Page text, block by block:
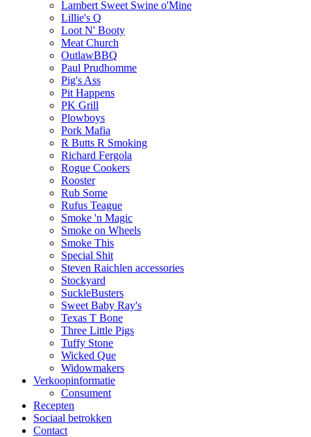
Lambert Sweet Swine o'Mine
Lillie's Q
Loot N' Booty
Meat Church
OutlawBBQ
Paul Prudhomme
Pig's Ass
Pit Happens
PK Grill
Plowboys
Pork Mafia
R Butts R Smoking
Richard Fergola
Rogue Cookers
Rooster
Rub Some
Rufus Teague
Smoke 'n Magic
Smoke on Wheels
Smoke This
Special Shit
Steven Raichlen accessories
Stockyard
SuckleBusters
Sweet Baby Ray's
Texas T Bone
Three Little Pigs
Tuffy Stone
Wicked Que
Widowmakers
Verkoopinformatie
Consument
Recepten
Sociaal betrokken
Contact